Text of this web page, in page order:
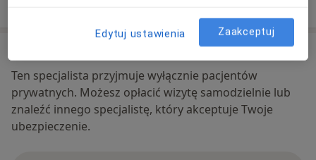
Ubezpieczenia - brak akceptowanych
Ten specjalista przyjmuje wyłącznie pacjentów
prywatnych. Możesz opłacić wizytę samodzielnie lub
znaleźć innego specjalistę, który akceptuje Twoje
ubezpieczenie.
Edytuj ustawienia Zaakceptuj